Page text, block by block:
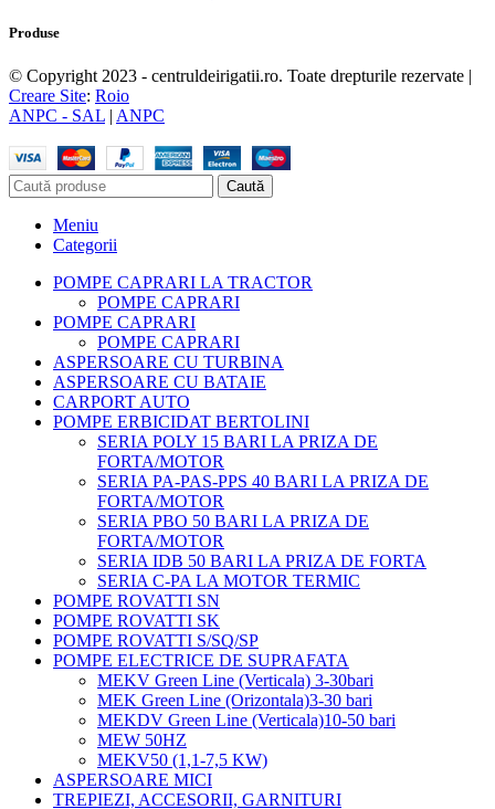
Produse
© Copyright 2023 - centruldeirigatii.ro. Toate drepturile rezervate |
Creare Site: Roio
ANPC - SAL | ANPC
Caută
Meniu
Categorii
POMPE CAPRARI LA TRACTOR
POMPE CAPRARI
POMPE CAPRARI
POMPE CAPRARI
ASPERSOARE CU TURBINA
ASPERSOARE CU BATAIE
CARPORT AUTO
POMPE ERBICIDAT BERTOLINI
SERIA POLY 15 BARI LA PRIZA DE
FORTA/MOTOR
SERIA PA-PAS-PPS 40 BARI LA PRIZA DE
FORTA/MOTOR
SERIA PBO 50 BARI LA PRIZA DE
FORTA/MOTOR
SERIA IDB 50 BARI LA PRIZA DE FORTA
SERIA C-PA LA MOTOR TERMIC
POMPE ROVATTI SN
POMPE ROVATTI SK
POMPE ROVATTI S/SQ/SP
POMPE ELECTRICE DE SUPRAFATA
MEKV Green Line (Verticala) 3-30bari
MEK Green Line (Orizontala)3-30 bari
MEKDV Green Line (Verticala)10-50 bari
MEW 50HZ
MEKV50 (1,1-7,5 KW)
ASPERSOARE MICI
TREPIEZI, ACCESORII, GARNITURI